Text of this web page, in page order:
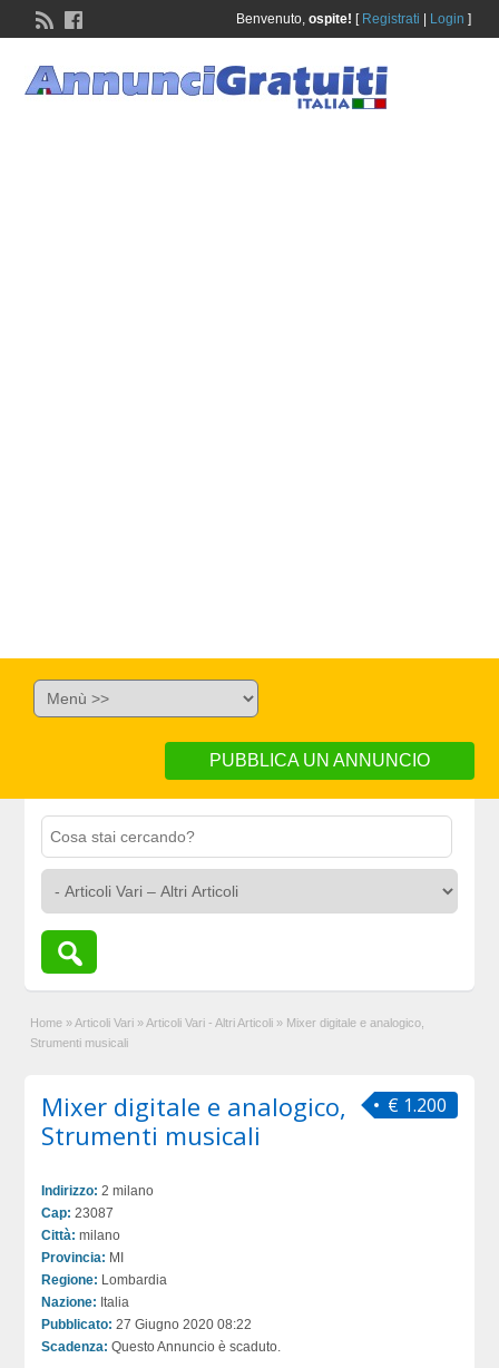
Benvenuto, ospite! [ Registrati Login ]
PUBBLICA UN ANNUNCIO
Home » Articoli Vari » Articoli Vari - Altri Articoli » Mixer digitale e analogico,
Strumenti musicali
€ 1.200
Mixer digitale e analogico,
Strumenti musicali
Indirizzo: 2 milano
Cap: 23087
Città: milano
Provincia: MI
Regione: Lombardia
Nazione: Italia
Pubblicato: 27 Giugno 2020 08:22
Scadenza: Questo Annuncio è scaduto.